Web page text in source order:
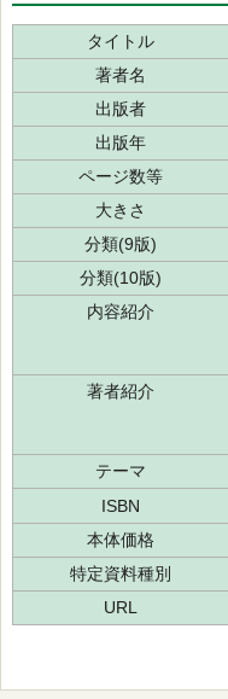
タイトル
著者名
出版者
出版年
ページ数等
大きさ
分類(9版)
分類(10版)
内容紹介
著者紹介
テーマ
ISBN
本体価格
特定資料種別
URL